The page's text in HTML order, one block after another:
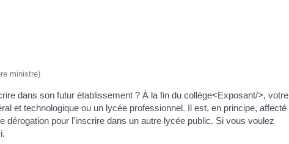
ministre)
dans son futur établissement ? À la fin du collège<Exposant/>, votre
et technologique ou un lycée professionnel. Il est, en principe, affecté
pour l'inscrire dans un autre lycée public. Si vous voulez